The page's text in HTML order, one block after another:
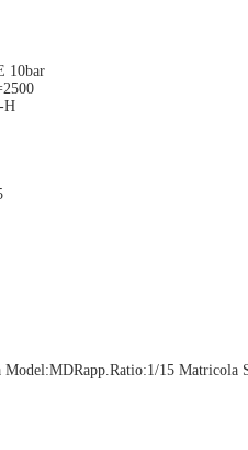
10bar
H
15 Matricola